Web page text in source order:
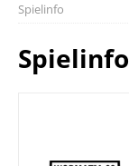
Spielinfo
Spielinfo